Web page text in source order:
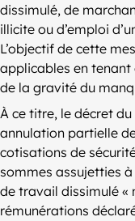
dissimulé, de
illicite ou d’emploi
L’objectif de cette
applicables en tenant
de la gravité du
À ce titre, le décret
annulation partielle
cotisations de
sommes assujetties
de travail dissimulé «
rémunérations